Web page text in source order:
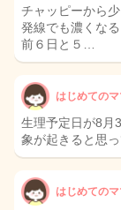
チャッピーから
発線でも濃くな
前６日と５…
はじめての
生理予定日が8月
象が起きると思
はじめての